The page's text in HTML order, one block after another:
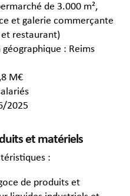
de 3.000 m²,
et galerie commerçante
restaurant)
: Reims
M€
2025
et matériels
:
de produits et